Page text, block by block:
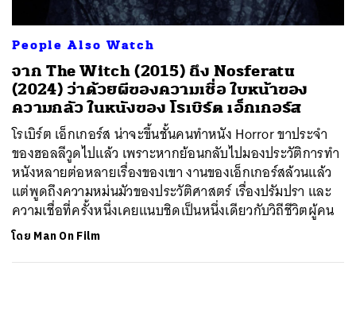
People Also Watch
จาก The Witch (2015) ถึง Nosferatu
(2024) ว่าด้วยผีของความเชื่อ ใบหน้าของ
ความกลัว ในหนังของ โรเบิร์ต เอ็กเกอร์ส
โรเบิร์ต เอ็กเกอร์ส น่าจะขึ้นชั้นคนทำหนัง Horror ขาประจำ
ของฮอลลีวูดไปแล้ว เพราะหากย้อนกลับไปมองประวัติการทำ
หนังหลายต่อหลายเรื่องของเขา งานของเอ็กเกอร์สล้วนแล้ว
แต่พูดถึงความหม่นมัวของประวัติศาสตร์ เรื่องปรัมปรา และ
ความเชื่อที่ครั้งหนึ่งเคยแนบชิดเป็นหนึ่งเดียวกับวิถีชีวิตผู้คน
โดย Man On Film
SHARE TWEET